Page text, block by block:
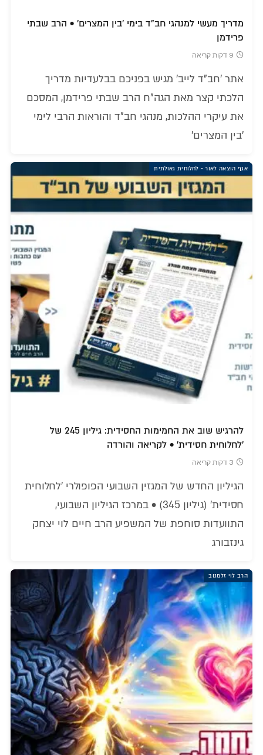
מדריך מעשי למנהגי חב"ד בימי 'בין המצרים' • הרב שבתי
פרידמן
9 דקות קריאה
אתר 'חב"ד לייב' מגיש בפניכם בבלעדיות מדריך
הלכתי קצר מאת הגה"ח הרב שבתי פרידמן, המסכם
את עיקרי ההלכות, מנהגי חב"ד והוראות הרבי לימי
'בין המצרים'
אגף הוצאה לאור - לחלוחית גאולתית
להרגיש שוב את החמימות החסידית: גיליון 245 של
'לחלוחית חסידית' • לקריאה והורדה
3 דקות קריאה
הגיליון החדש של המגזין השבועי הפופולרי 'לחלוחית
חסידית' (גיליון 345) • במרכז הגיליון השבועי,
התוועדות סוחפת של המשפיע הרב חיים לוי יצחק
גינזבורג
הרב לוי זלמנוב